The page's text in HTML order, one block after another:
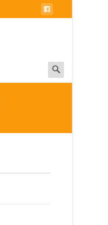
Search
for: